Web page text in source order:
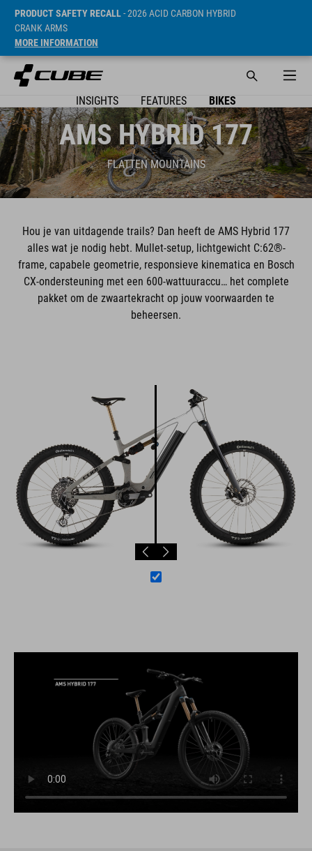
PRODUCT SAFETY RECALL- 2026 ACID CARBON HYBRID
CRANK ARMS
MORE INFORMATION
INSIGHTS FEATURES BIKES
AMS HYBRID 177
FLATTEN MOUNTAINS
Hou je van uitdagende trails? Dan heeft de AMS Hybrid 177
alles wat je nodig hebt. Mullet-setup, lichtgewicht C:62®-
frame, capabele geometrie, responsieve kinematica en Bosch
CX-ondersteuning met een 600-wattuuraccu… het complete
pakket om de zwaartekracht op jouw voorwaarden te
beheersen.